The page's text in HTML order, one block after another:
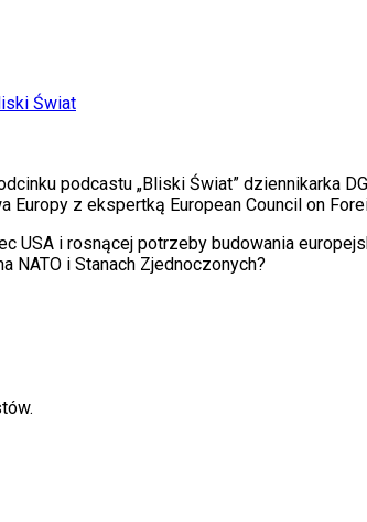
Świat
podcastu „Bliski Świat” dziennikarka
z ekspertką European Council on
i rosnącej potrzeby budowania
NATO i Stanach Zjednoczonych?